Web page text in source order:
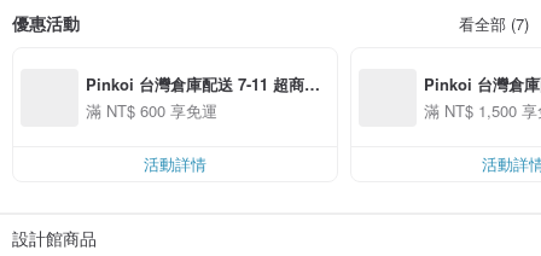
優惠活動 看全部 (7)
Pinkoi 台灣倉庫配送 7-11 超商取
貨免運
滿 NT$ 600 享免運
活動詳情
Pinkoi 台灣倉
滿 NT$ 1,500
活動詳
設計館商品